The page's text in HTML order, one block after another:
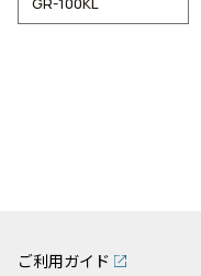
ご利用ガイド